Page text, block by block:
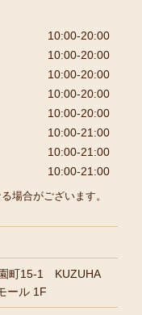
10:00-20:00
10:00-20:00
10:00-20:00
10:00-20:00
10:00-20:00
10:00-21:00
10:00-21:00
10:00-21:00
場合がございます。
町15-1 KUZUHA
ール 1F